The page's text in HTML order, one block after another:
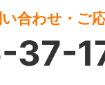
に作業できる
⽴てる作業が
る⽅
⻑く働きたい
合わせ・ご
37-